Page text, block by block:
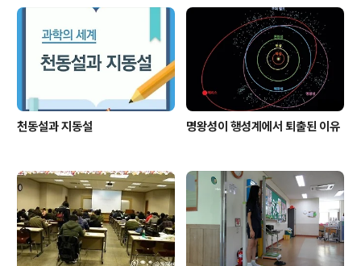
천동설과 지동설 명왕성이 행성계에서 퇴출된 이유